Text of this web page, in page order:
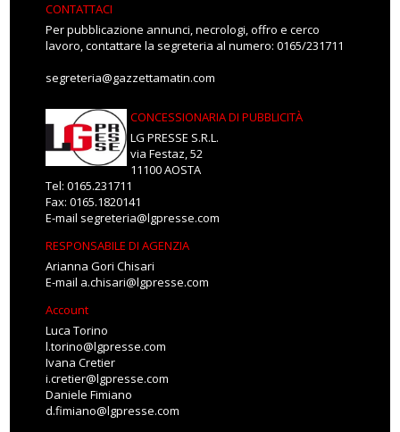
CONTATTACI
Per pubblicazione annunci, necrologi, offro e cerco
lavoro, contattare la segreteria al numero: 0165/231711
segreteria@gazzettamatin.com
CONCESSIONARIA DI PUBBLICITÀ
LG PRESSE S.R.L.
via Festaz, 52
11100 AOSTA
Tel: 0165.231711
Fax: 0165.1820141
E-mail segreteria@lgpresse.com
RESPONSABILE DI AGENZIA
Arianna Gori Chisari
E-mail a.chisari@lgpresse.com
Account
Luca Torino
l.torino@lgpresse.com
Ivana Cretier
i.cretier@lgpresse.com
Daniele Fimiano
d.fimiano@lgpresse.com